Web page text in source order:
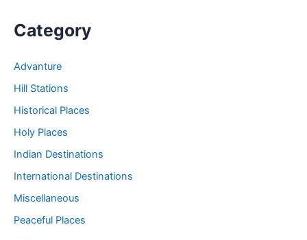
Category
Advanture
Hill Stations
Historical Places
Holy Places
Indian Destinations
International Destinations
Miscellaneous
Peaceful Places